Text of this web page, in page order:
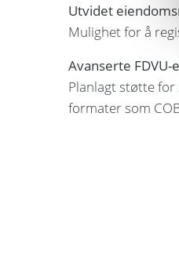
Utvidet
Mulighet for å
Avanserte
Planlagt støtte
formater som